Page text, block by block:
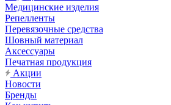
Медицинские изделия
Репелленты
Перевязочные средства
Шовный материал
Аксессуары
Печатная продукция
Акции
Новости
Бренды